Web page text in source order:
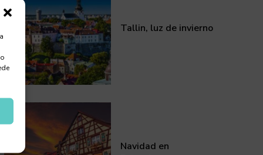
Tallin, luz de invierno
Navidad en